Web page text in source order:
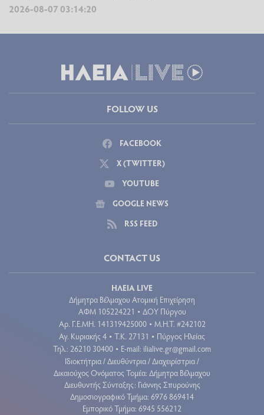
2026-08-07 03:14:20
FOLLOW US
FACEBOOK
X (TWITTER)
YOUTUBE
GOOGLE NEWS
RSS FEED
CONTACT US
ΗΛΕΙΑ LIVE
Δήμητρα Βέλμαχου Ατομική Επιχείρηση
ΑΦΜ 105224221 • ΔΟΥ Πύργου
Aρ. Γ.Ε.ΜΗ. 141319425000 • Μ.Η.Τ. #242102
Αγ. Κυριακής 4 • Τ.Κ. 27131 • Πύργος Ηλείας
Τηλ.: 26210 30400 • E-mail: ilialive.gr@gmail.com
Ιδιοκτήτρια / Διευθύντρια / Διαχειρίστρια /
Δικαιούχος Ονόματος Τομέα: Δήμητρα Βέλμαχου
Διευθυντής Σύνταξης: Γιάννης Σπυρούνης
Δημοσιογραφικό Τμήμα: 6976 869414
Εμπορικό Τμήμα: 6945 556212